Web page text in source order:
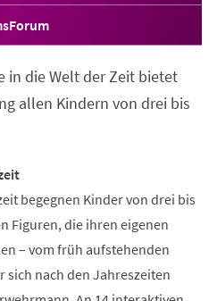
in die Welt der Zeit bietet
allen Kindern von drei bis
begegnen Kinder von drei bis
Figuren, die ihren eigenen
– vom früh aufstehenden
sich nach den Jahreszeiten